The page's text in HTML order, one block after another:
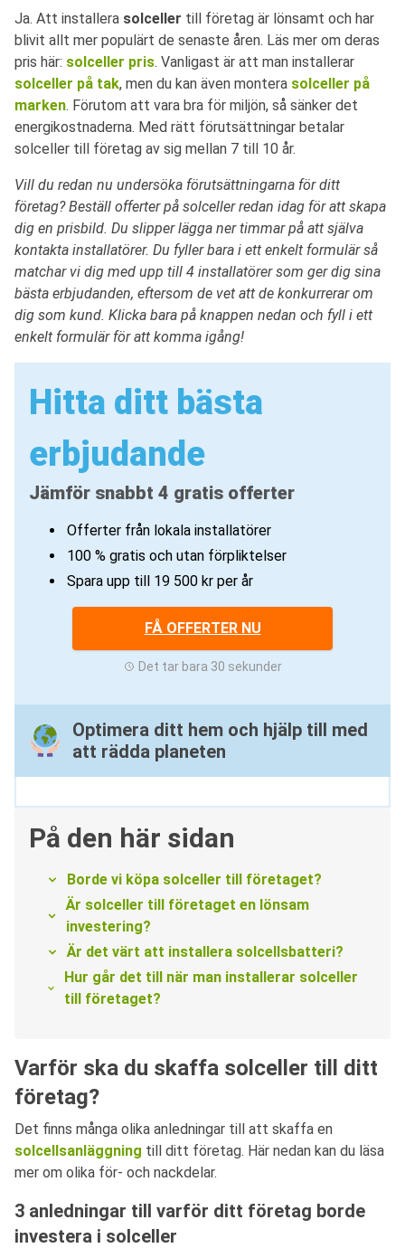
Ja. Att installera solceller till företag är lönsamt och har
blivit allt mer populärt de senaste åren. Läs mer om deras
pris här: solceller pris. Vanligast är att man installerar
solceller på tak, men du kan även montera solceller på
marken. Förutom att vara bra för miljön, så sänker det
energikostnaderna. Med rätt förutsättningar betalar
solceller till företag av sig mellan 7 till 10 år.
Vill du redan nu undersöka förutsättningarna för ditt
företag? Beställ offerter på solceller redan idag för att skapa
dig en prisbild. Du slipper lägga ner timmar på att själva
kontakta installatörer. Du fyller bara i ett enkelt formulär så
matchar vi dig med upp till 4 installatörer som ger dig sina
bästa erbjudanden, eftersom de vet att de konkurrerar om
dig som kund. Klicka bara på knappen nedan och fyll i ett
enkelt formulär för att komma igång!
Hitta ditt bästa
erbjudande
Jämför snabbt 4 gratis offerter
Offerter från lokala installatörer
100 % gratis och utan förpliktelser
Spara upp till 19 500 kr per år
FÅ OFFERTER NU
Det tar bara 30 sekunder
Optimera ditt hem och hjälp till med
att rädda planeten
På den här sidan
Borde vi köpa solceller till företaget?
Är solceller till företaget en lönsam
investering?
Är det värt att installera solcellsbatteri?
Hur går det till när man installerar solceller
till företaget?
Varför ska du skaffa solceller till ditt
företag?
Det finns många olika anledningar till att skaffa en
solcellsanläggning till ditt företag. Här nedan kan du läsa
mer om olika för- och nackdelar.
3 anledningar till varför ditt företag borde
investera i solceller